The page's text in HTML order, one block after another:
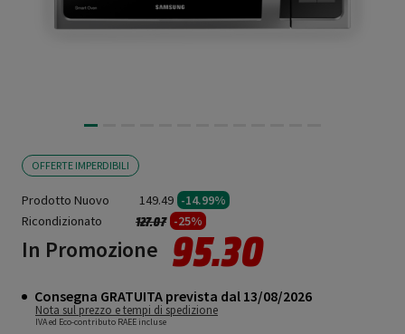
OFFERTE IMPERDIBILI
Prodotto Nuovo 149.49 -14.99%
Ricondizionato
Prezzo ridotto da
127.07a -25%
In Promozione 95.30
Consegna GRATUITA prevista dal 13/08/2026
Nota sul prezzo e tempi di spedizione
IVA ed Eco-contributo RAEE incluse